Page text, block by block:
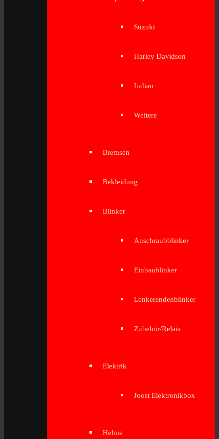
Suzuki
Harley Davidson
Indian
Weitere
Bremsen
Bekleidung
Blinker
Anschraubblinker
Einbaublinker
Lenkerendenblinker
Zubehör/Relais
Elektrik
Joost Elektronikbox
Helme